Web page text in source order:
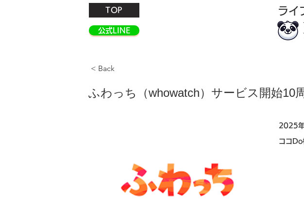
TOP
公式LINE
ライ
< Back
ふわっち（whowatch）サービス開始10
2025
ココDo